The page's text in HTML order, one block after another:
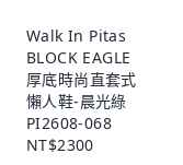
Walk In Pitas
BLOCK EAGLE
厚底時尚直套式
懶人鞋-晨光綠
PI2608-068
NT$2300